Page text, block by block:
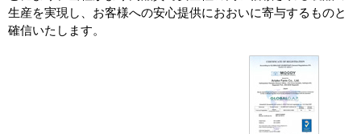
生産を実現し、お客様への安心提供におおいに寄与するものと
確信いたします。